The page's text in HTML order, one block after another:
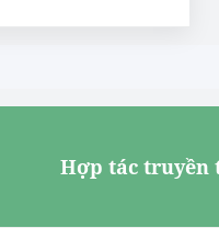
Hợp tác truyền